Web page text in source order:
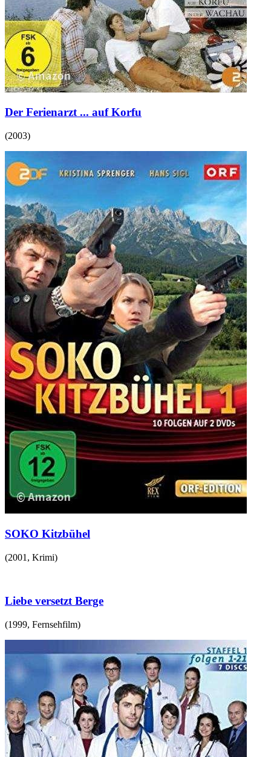
Der Ferienarzt ... auf Korfu
(2003)
SOKO Kitzbühel
(2001 , Krimi)
Liebe versetzt Berge
(1999, Fernsehfilm)